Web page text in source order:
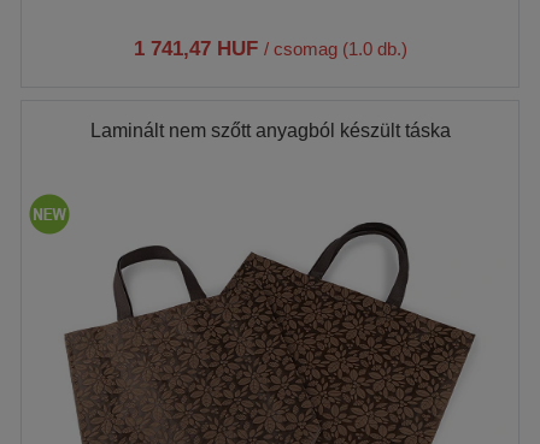
1 741,47 HUF / csomag (1.0 db.)
Laminált nem szőtt anyagból készült táska